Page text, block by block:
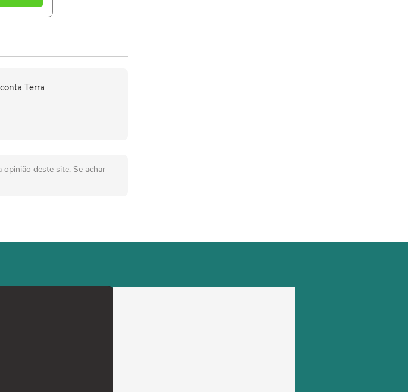
Terra
deste site. Se achar